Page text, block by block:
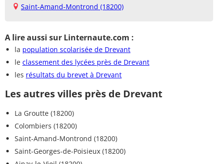
Saint-Amand-Montrond (18200)
A lire aussi sur Linternaute.com :
la population scolarisée de Drevant
le classement des lycées près de Drevant
les résultats du brevet à Drevant
Les autres villes près de Drevant
La Groutte (18200)
Colombiers (18200)
Saint-Amand-Montrond (18200)
Saint-Georges-de-Poisieux (18200)